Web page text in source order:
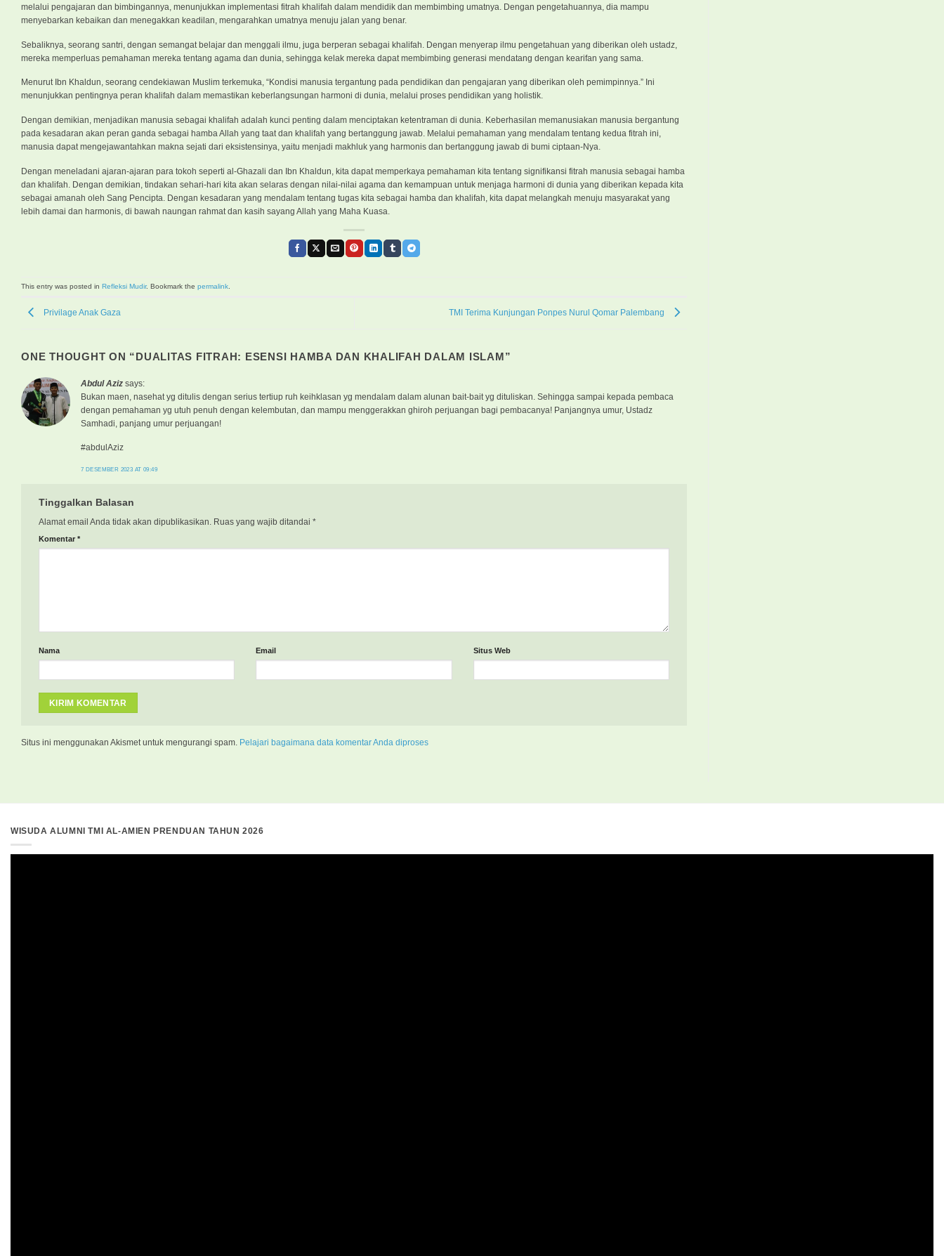
melalui pengajaran dan bimbingannya, menunjukkan implementasi fitrah khalifah dalam mendidik dan membimbing umatnya. Dengan pengetahuannya, dia mampu
menyebarkan kebaikan dan menegakkan keadilan, mengarahkan umatnya menuju jalan yang benar.
Sebaliknya, seorang santri, dengan semangat belajar dan menggali ilmu, juga berperan sebagai khalifah. Dengan menyerap ilmu pengetahuan yang diberikan oleh ustadz,
mereka memperluas pemahaman mereka tentang agama dan dunia, sehingga kelak mereka dapat membimbing generasi mendatang dengan kearifan yang sama.
Menurut Ibn Khaldun, seorang cendekiawan Muslim terkemuka, “Kondisi manusia tergantung pada pendidikan dan pengajaran yang diberikan oleh pemimpinnya.” Ini
menunjukkan pentingnya peran khalifah dalam memastikan keberlangsungan harmoni di dunia, melalui proses pendidikan yang holistik.
Dengan demikian, menjadikan manusia sebagai khalifah adalah kunci penting dalam menciptakan ketentraman di dunia. Keberhasilan memanusiakan manusia bergantung
pada kesadaran akan peran ganda sebagai hamba Allah yang taat dan khalifah yang bertanggung jawab. Melalui pemahaman yang mendalam tentang kedua fitrah ini,
manusia dapat mengejawantahkan makna sejati dari eksistensinya, yaitu menjadi makhluk yang harmonis dan bertanggung jawab di bumi ciptaan-Nya.
Dengan meneladani ajaran-ajaran para tokoh seperti al-Ghazali dan Ibn Khaldun, kita dapat memperkaya pemahaman kita tentang signifikansi fitrah manusia sebagai hamba
dan khalifah. Dengan demikian, tindakan sehari-hari kita akan selaras dengan nilai-nilai agama dan kemampuan untuk menjaga harmoni di dunia yang diberikan kepada kita
sebagai amanah oleh Sang Pencipta. Dengan kesadaran yang mendalam tentang tugas kita sebagai hamba dan khalifah, kita dapat melangkah menuju masyarakat yang
lebih damai dan harmonis, di bawah naungan rahmat dan kasih sayang Allah yang Maha Kuasa.
This entry was posted in Refleksi Mudir. Bookmark the permalink
Privilage Anak Gaza TMI Terima Kunjungan Ponpes Nurul Qomar Palembang
ONE THOUGHT ON “DUALITAS FITRAH: ESENSI HAMBA DAN KHALIFAH DALAM ISLAM”
Abdul Aziz says:
Bukan maen, nasehat yg ditulis dengan serius tertiup ruh keihklasan yg mendalam dalam alunan bait-bait yg dituliskan. Sehingga sampai kepada pembaca
dengan pemahaman yg utuh penuh dengan kelembutan, dan mampu menggerakkan ghiroh perjuangan bagi pembacanya! Panjangnya umur, Ustadz
Samhadi, panjang umur perjuangan!
#abdulAziz
7 DESEMBER 2023 AT 09:49
Tinggalkan Balasan
Alamat email Anda tidak akan dipublikasikan. Ruas yang wajib ditandai *
Komentar *
Nama Email Situs Web
Situs ini menggunakan Akismet untuk mengurangi spam. Pelajari bagaimana data komentar Anda diproses
WISUDA ALUMNI TMI AL-AMIEN PRENDUAN TAHUN 2026